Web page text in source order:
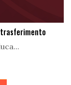
trasferimento